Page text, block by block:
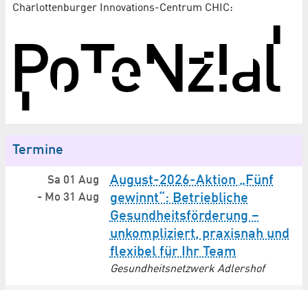
Charlottenburger Innovations-Centrum CHIC:
Termine
Sa 01 Aug
- Mo 31 Aug
August-2026-Aktion „Fünf
gewinnt“: Betriebliche
Gesundheitsförderung –
unkompliziert, praxisnah und
flexibel für Ihr Team
Gesundheitsnetzwerk Adlershof